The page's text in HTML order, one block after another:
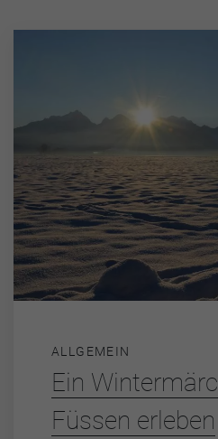
ALLGEMEIN
Ein
Füssen erleben